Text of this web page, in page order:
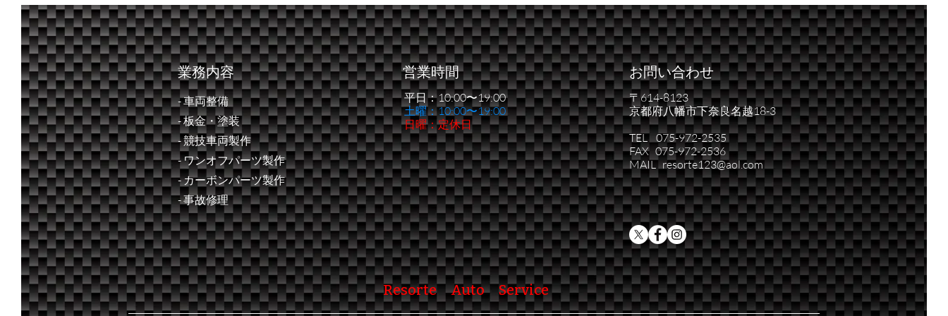
飛鳥２０２６
イアル第１戦
う一台。
業務内容
- 車両整備
- ​板金・塗装
- 競技車両製作
- ワンオフパーツ製作
- カーボンパーツ製作
- 事故修理
営業時間
平日：10:00〜19:00
​土曜：10:00〜19:00
日曜：定休日
お問い合わせ
〒614-8123
京都府八幡市下奈良名越18-3
TEL 075-972-2535
FAX 075-972-2536
MAIL resorte123@aol.com
Resorte Auto Service